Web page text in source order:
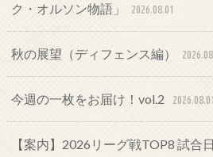
ク・オルソン物語」 2026.08.01
秋の展望（ディフェンス編）
今週の一枚をお届け！vol.2 2026.08.01
【案内】2026リーグ戦TOP8 試合